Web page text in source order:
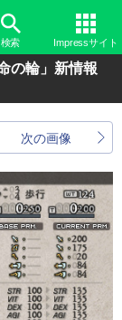
検索 Impressサイト
の輪」新情報
次の画像